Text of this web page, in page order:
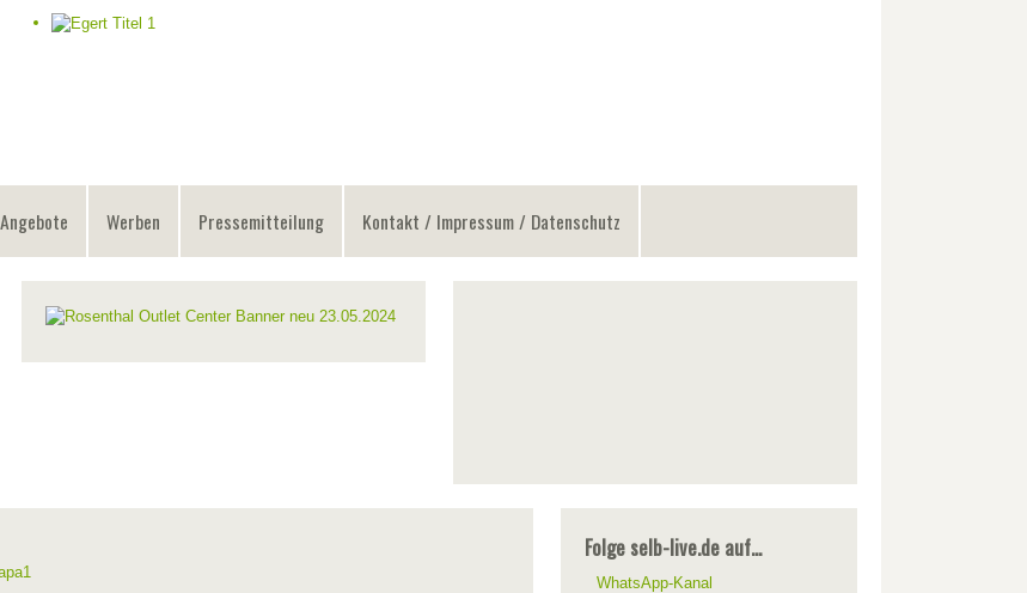
Angebote Werben Pressemitteilung Kontakt / Impressum / Datenschutz
Folge selb-live.de auf...
WhatsApp-Kanal